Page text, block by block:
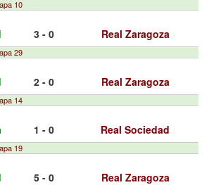
10
3 - 0 Real Zaragoza
29
2 - 0 Real Zaragoza
14
1 - 0 Real Sociedad
19
5 - 0 Real Zaragoza